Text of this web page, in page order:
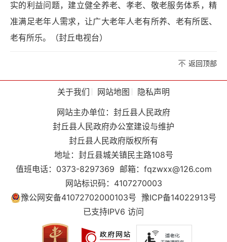
实的利益问题，建立健全养老、孝老、敬老服务体系，精
准满足老年人需求，让广大老年人老有所养、老有所医、
老有所乐。（封丘电视台）
返回顶部
关于我们 网站地图
隐私声明
网站主办单位：封丘县人民政府
封丘县人民政府办公室建设与维护
封丘县人民政府版权所有
地址：封丘县城关镇民主路108号
值班电话：0373-8297369 邮箱：fqzwxx@126.com
网站标识码：4107270003
豫公网安备41072702000103号 豫ICP备14022913号
已支持IPV6 访问